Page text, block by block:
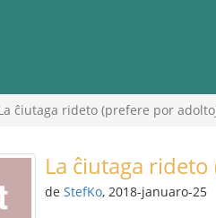
ĉiutaga rideto (prefere por
La ĉiutaga
de StefKo, 2018-januaro-25